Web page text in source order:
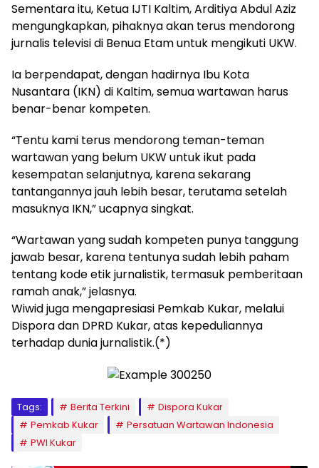
Sementara itu, Ketua IJTI Kaltim, Arditiya Abdul Aziz
mengungkapkan, pihaknya akan terus mendorong
jurnalis televisi di Benua Etam untuk mengikuti UKW.
Ia berpendapat, dengan hadirnya Ibu Kota
Nusantara (IKN) di Kaltim, semua wartawan harus
benar-benar kompeten.
“Tentu kami terus mendorong teman-teman
wartawan yang belum UKW untuk ikut pada
kesempatan selanjutnya, karena sekarang
tantangannya jauh lebih besar, terutama setelah
masuknya IKN,” ucapnya singkat.
“Wartawan yang sudah kompeten punya tanggung
jawab besar, karena tentunya sudah lebih paham
tentang kode etik jurnalistik, termasuk pemberitaan
ramah anak,” jelasnya.
Wiwid juga mengapresiasi Pemkab Kukar, melalui
Dispora dan DPRD Kukar, atas kepeduliannya
terhadap dunia jurnalistik.(*)
Tags: Berita Terkini
Dispora Kukar
Pemkab Kukar
Persatuan Wartawan Indonesia
PWI Kukar